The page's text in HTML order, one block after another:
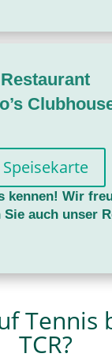
Restaurant
Speisekarte
kennen! Wir
Sie auch unser
Tennis
TCR?